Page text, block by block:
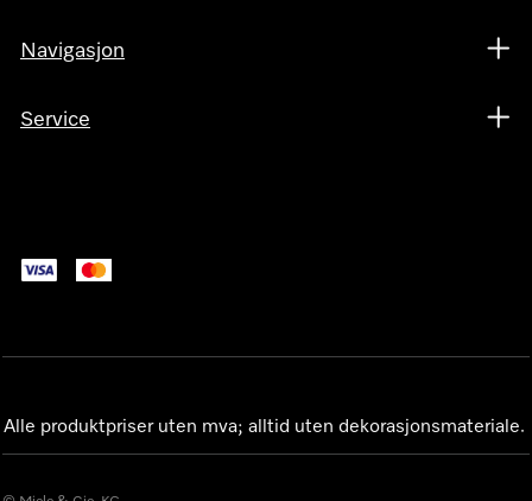
Navigasjon
Service
Alle produktpriser uten mva; alltid uten dekorasjonsmateriale.